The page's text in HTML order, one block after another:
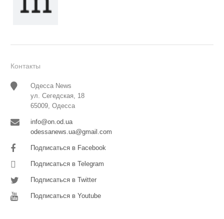
Контакты
Одесса News
ул. Сегедская, 18
65009, Одесса
info@on.od.ua
odessanews.ua@gmail.com
Подписаться в Facebook
Подписаться в Telegram
Подписаться в Twitter
Подписаться в Youtube